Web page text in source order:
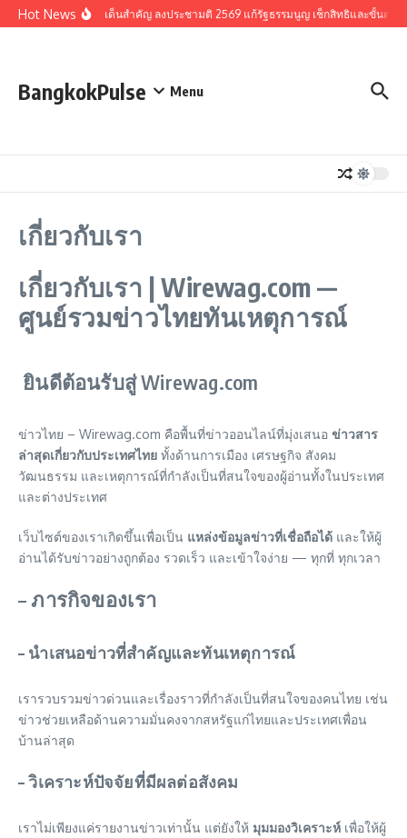
Skip to content
Hot Newsรวมประเด็นสำคัญ ลงประชามติ 2569 แก้รัฐธรรมนูญ เช็กสิทธิและขั้นตอน
BangkokPulse Menu
เกี่ยวกับเรา
เกี่ยวกับเรา | Wirewag.com —
ศูนย์รวมข่าวไทยทันเหตุการณ์
ยินดีต้อนรับสู่ Wirewag.com
ข่าวไทย – Wirewag.com คือพื้นที่ข่าวออนไลน์ที่มุ่งเสนอ ข่าวสาร
ล่าสุดเกี่ยวกับประเทศไทย ทั้งด้านการเมือง เศรษฐกิจ สังคม
วัฒนธรรม และเหตุการณ์ที่กำลังเป็นที่สนใจของผู้อ่านทั้งในประเทศ
และต่างประเทศ
เว็บไซต์ของเราเกิดขึ้นเพื่อเป็น แหล่งข้อมูลข่าวที่เชื่อถือได้ และให้ผู้
อ่านได้รับข่าวอย่างถูกต้อง รวดเร็ว และเข้าใจง่าย — ทุกที่ ทุกเวลา
– ภารกิจของเรา
– นำเสนอข่าวที่สำคัญและทันเหตุการณ์
เรารวบรวมข่าวด่วนและเรื่องราวที่กำลังเป็นที่สนใจของคนไทย เช่น
ข่าวช่วยเหลือด้านความมั่นคงจากสหรัฐแก่ไทยและประเทศเพื่อน
บ้านล่าสุด
– วิเคราะห์ปัจจัยที่มีผลต่อสังคม
เราไม่เพียงแค่รายงานข่าวเท่านั้น แต่ยังให้ มุมมองวิเคราะห์ เพื่อให้ผู้